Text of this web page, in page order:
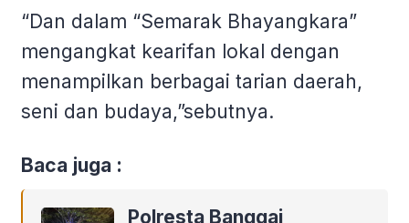
“Dan dalam “Semarak Bhayangkara”
mengangkat kearifan lokal dengan
menampilkan berbagai tarian daerah,
seni dan budaya,”sebutnya.
Baca juga :
Polresta Banggai